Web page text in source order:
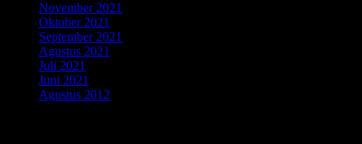
November 2021
Oktober 2021
September 2021
Agustus 2021
Juli 2021
Juni 2021
Agustus 2012